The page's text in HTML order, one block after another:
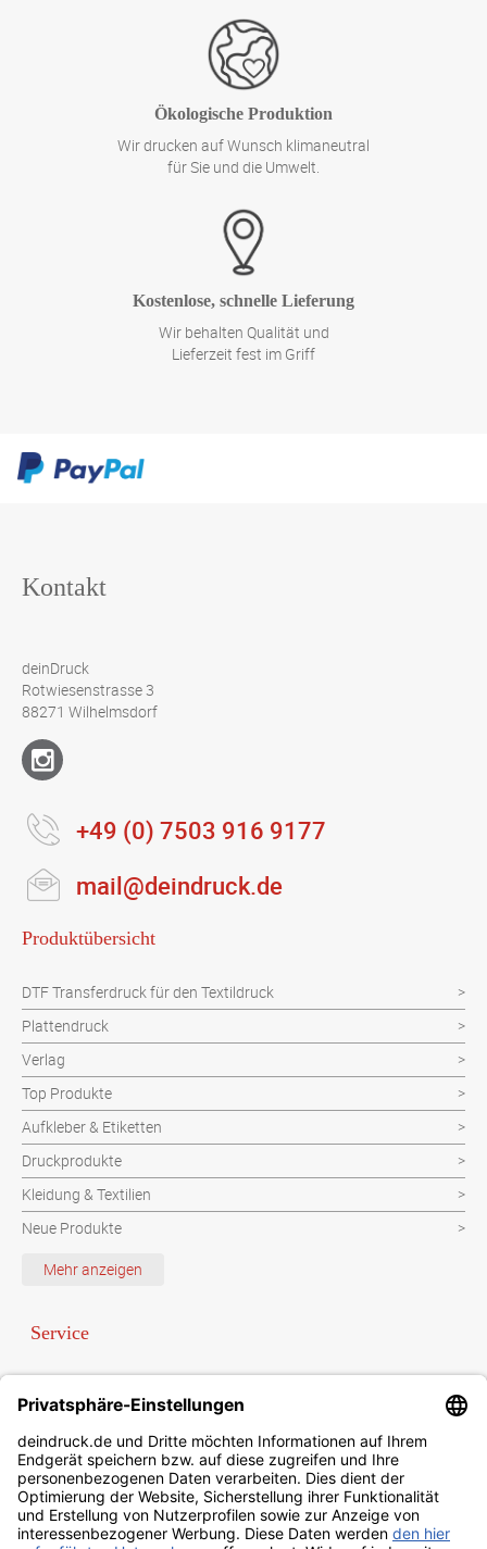
Ökologische Produktion
Wir drucken auf Wunsch klimaneutral
für Sie und die Umwelt.
Kostenlose, schnelle Lieferung
Wir behalten Qualität und
Lieferzeit fest im Griff
Kontakt
deinDruck
Rotwiesenstrasse 3
88271 Wilhelmsdorf
+49 (0) 7503 916 9177
mail@deindruck.de
Produktübersicht
DTF Transferdruck für den Textildruck
Plattendruck
Verlag
Top Produkte
Aufkleber & Etiketten
Druckprodukte
Kleidung & Textilien
Neue Produkte
Schutzvorrichtung
Werbeartikel
Mehr anzeigen
Service
Newsletter
Sonderanfrage
Datenschutzbestimmungen
Kontakt